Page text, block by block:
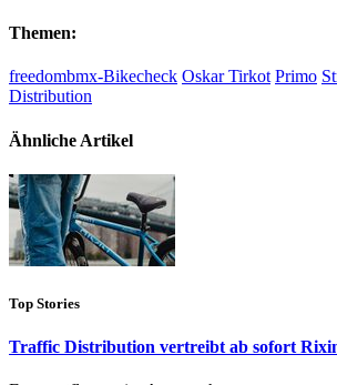
Themen:
freedombmx-Bikecheck Oskar Tirkot Primo
Distribution
Ähnliche Artikel
Top Stories
Traffic Distribution vertreibt ab sofort